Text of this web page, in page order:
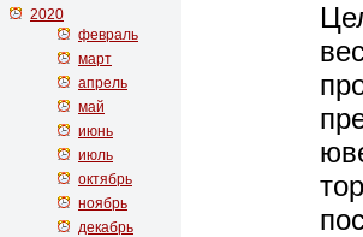
2020
февраль
март
апрель
май
июнь
июль
октябрь
ноябрь
декабрь